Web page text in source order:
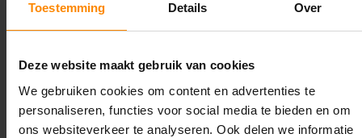
Toestemming Details Over
Deze website maakt gebruik van cookies
We gebruiken cookies om content en advertenties te
personaliseren, functies voor social media te bieden en om
ons websiteverkeer te analyseren. Ook delen we informatie
Montage uitbesteden?